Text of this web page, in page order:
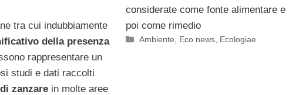
tra cui indubbiamente
della presenza
rappresentare un
studi e dati raccolti
zanzare in molte aree
considerate come fonte alimentare e
poi come rimedio
Categorie
Ambiente Eco news Ecologiae